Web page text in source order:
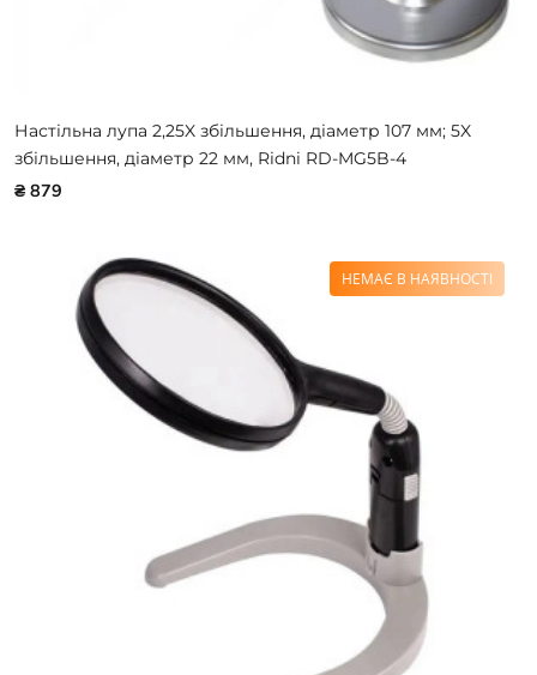
Настільна лупа 2,25X збільшення, діаметр 107 мм; 5X
збільшення, діаметр 22 мм, Ridni RD-MG5B-4
₴ 879
НЕМАЄ В НАЯВНОСТІ